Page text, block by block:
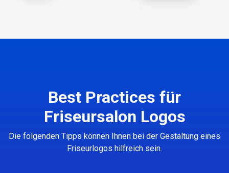
Best Practices für
Friseursalon Logos
Die folgenden Tipps können Ihnen bei der Gestaltung eines
Friseurlogos hilfreich sein.